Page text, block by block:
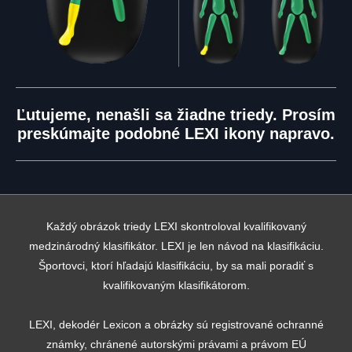
Ľutujeme, nenašli sa žiadne triedy. Prosím
preskúmajte podobné LEXI ikony napravo.
Každý obrázok triedy LEXI skontroloval kvalifikovaný
medzinárodný klasifikátor. LEXI je len návod na klasifikáciu.
Športovci, ktorí hľadajú klasifikáciu, by sa mali poradiť s
kvalifikovaným klasifikátorom.
LEXI, dekodér Lexicon a obrázky sú registrované ochranné
známky, chránené autorskými právami a právom EÚ